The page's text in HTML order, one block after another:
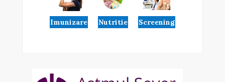
Imunizare Nutritie Screening